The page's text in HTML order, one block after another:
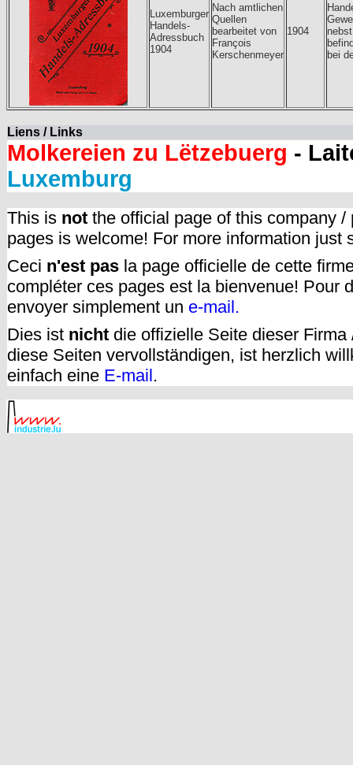
Luxemburger
Handels-
Adressbuch
1904
Nach amtlichen
Quellen
bearbeitet von
François
Kerschenmeyer
1904
bei
Liens / Links
Molkereien zu Lëtzebuerg -
Luxemburg
This is not the official page of this company
pages is welcome! For more information just
Ceci n'est pas la page officielle de cette
compléter ces pages est la bienvenue! Pour
envoyer simplement un e-mail.
Dies ist nicht die offizielle Seite dieser
diese Seiten vervollständigen, ist herzlich
einfach eine E-mail.